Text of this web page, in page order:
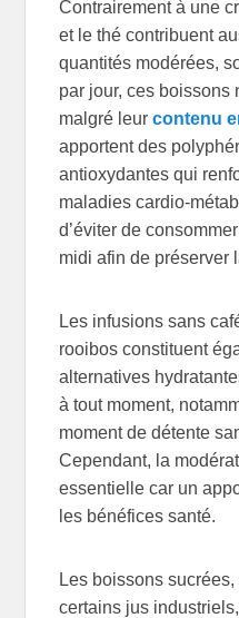
Contrairement à une
et le thé contribuent
quantités modérées,
par jour, ces boissons
malgré leurcontenu
apportent des
antioxydantes qui
maladies cardio-
d’éviter de
midi afin de préserver
Les infusions sans
rooibos constituent
alternatives
à tout moment,
moment de détente
Cependant, la
essentielle car un
les bénéfices santé.
Les boissons
certains jus